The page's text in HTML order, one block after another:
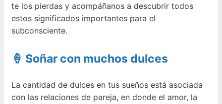
te los pierdas y acompáñanos a descubrir todos
estos significados importantes para el
subconsciente.
🍦 Soñar con muchos dulces
La cantidad de dulces en tus sueños está asociada
con las relaciones de pareja, en donde el amor, la